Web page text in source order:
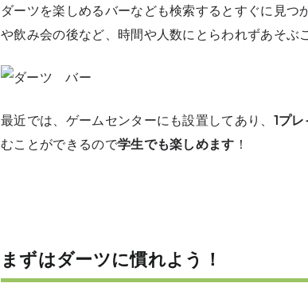
ダーツを楽しめるバーなども検索するとすぐに見つ
や飲み会の後など、時間や人数にとらわれずあそぶ
最近では、ゲームセンターにも設置してあり、 1プ
むことができるので学生でも楽しめます ！
まずはダーツに慣れよう！